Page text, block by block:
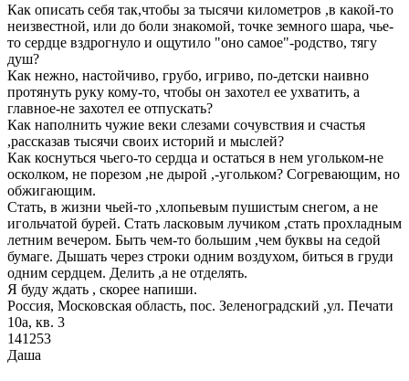
Как описать себя так,чтобы за тысячи километров ,в какой-то
неизвестной, или до боли знакомой, точке земного шара, чье-
то сердце вздрогнуло и ощутило "оно самое"-родство, тягу
душ?
Как нежно, настойчиво, грубо, игриво, по-детски наивно
протянуть руку кому-то, чтобы он захотел ее ухватить, а
главное-не захотел ее отпускать?
Как наполнить чужие веки слезами сочувствия и счастья
,рассказав тысячи своих историй и мыслей?
Как коснуться чьего-то сердца и остаться в нем угольком-не
осколком, не порезом ,не дырой ,-угольком? Согревающим, но
обжигающим.
Стать, в жизни чьей-то ,хлопьевым пушистым снегом, а не
игольчатой бурей. Стать ласковым лучиком ,стать прохладным
летним вечером. Быть чем-то большим ,чем буквы на седой
бумаге. Дышать через строки одним воздухом, биться в груди
одним сердцем. Делить ,а не отделять.
Я буду ждать , скорее напиши.
Россия, Московская область, пос. Зеленоградский ,ул. Печати
10а, кв. 3
141253
Даша